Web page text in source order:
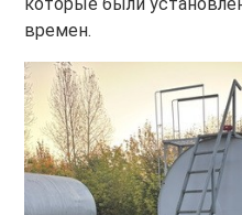
времен.